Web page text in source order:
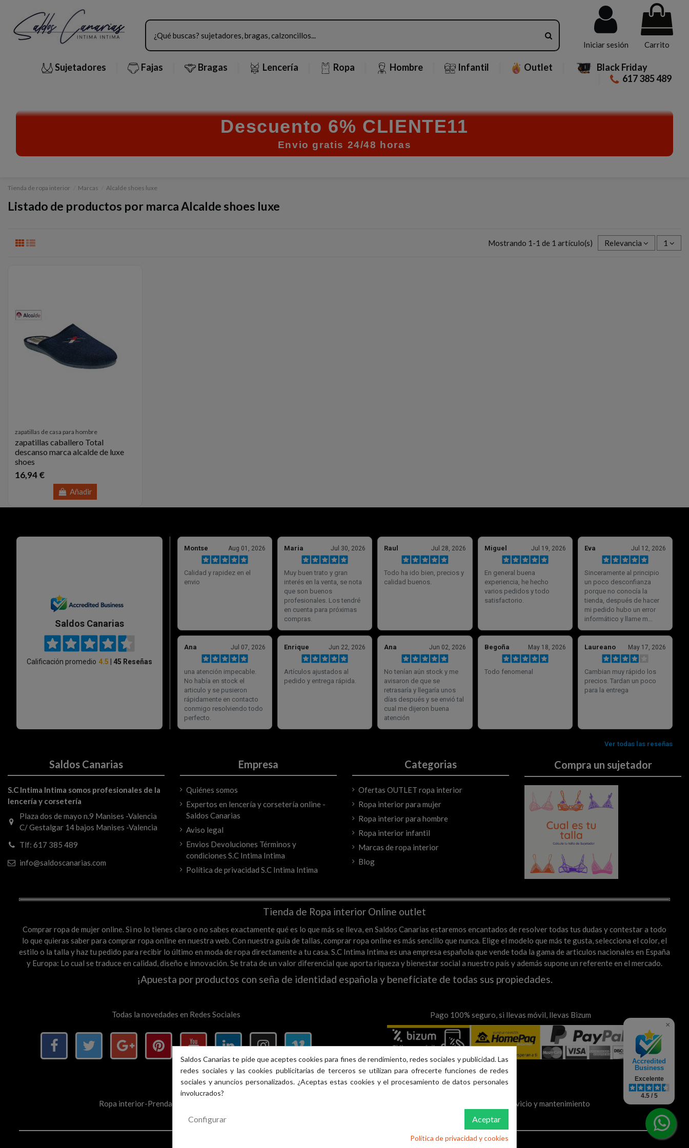
Iniciar sesión Carrito
Sujetadores Fajas Bragas Lencería Ropa Hombre Infantil Outlet
Black Friday
617 385 489
Descuento 6% CLIENTE11
Envio gratis 24/48 horas
Tienda de ropa interior Marcas Alcalde shoes luxe
Listado de productos por marca Alcalde shoes luxe
Mostrando 1-1 de 1 artículo(s) Relevancia 1
zapatillas de casa para hombre
zapatillas caballero Total
descanso marca alcalde de luxe
shoes
16,94 €
Añadir
Saldos Canarias
S.C Intima Intima somos profesionales de la
lencería y corsetería
Plaza dos de mayo n.9 Manises -Valencia
C/ Gestalgar 14 bajos Manises -Valencia
Tlf: 617 385 489
info@saldoscanarias.com
Empresa
Quiénes somos
Expertos en lencería y corsetería online -
Saldos Canarias
Aviso legal
Envios Devoluciones Términos y
condiciones S.C Intima Intima
Política de privacidad S.C Intima Intima
Categorias
Ofertas OUTLET ropa interior
Ropa interior para mujer
Ropa interior para hombre
Ropa interior infantil
Marcas de ropa interior
Blog
Compra un sujetador
Tienda de Ropa interior Online outlet
Comprar ropa de mujer online. Si no lo tienes claro o no sabes exactamente qué es lo que más se lleva, en Saldos Canarias estaremos encantados de resolver todas tus dudas y contestar a todo
lo que quieras saber para comprar ropa online en nuestra web. Con nuestra guía de tallas, comprar ropa online es más sencillo que nunca. Elige el modelo que más te gusta, selecciona el color, el
estilo o la talla y haz tu pedido para recibir lo último en moda de ropa directamente a tu casa. S.C Intima Intima es una empresa española que vende toda la gama de articulos nacionales en España
y Europa: Lo cual se traduce en calidad, diseño e innovación. Se trata de un valor diferencial que aporta riqueza y bienestar social a nuestro país y además supone un referente en el mercado.
¡Apuesta por productos con seña de identidad española y benefíciate de todas sus propiedades.
Todas la novedades en Redes Sociales Pago 100% seguro, si llevas móvil, llevas Bizum
Ropa interior-Prendas basic@s para ti . saldoscanarias.com, Inc. o sus afiliados. Plaza dos de mayo n.9 Manises-Valencia Servicio y mantenimiento
×
Accredited
Business
Excelente
4.5 / 5
Saldos Canarias te pide que aceptes cookies para fines de rendimiento, redes sociales y publicidad. Las
redes sociales y las cookies publicitarias de terceros se utilizan para ofrecerte funciones de redes
sociales y anuncios personalizados. ¿Aceptas estas cookies y el procesamiento de datos personales
involucrados?
Aceptar
Configurar
Política de privacidad y cookies